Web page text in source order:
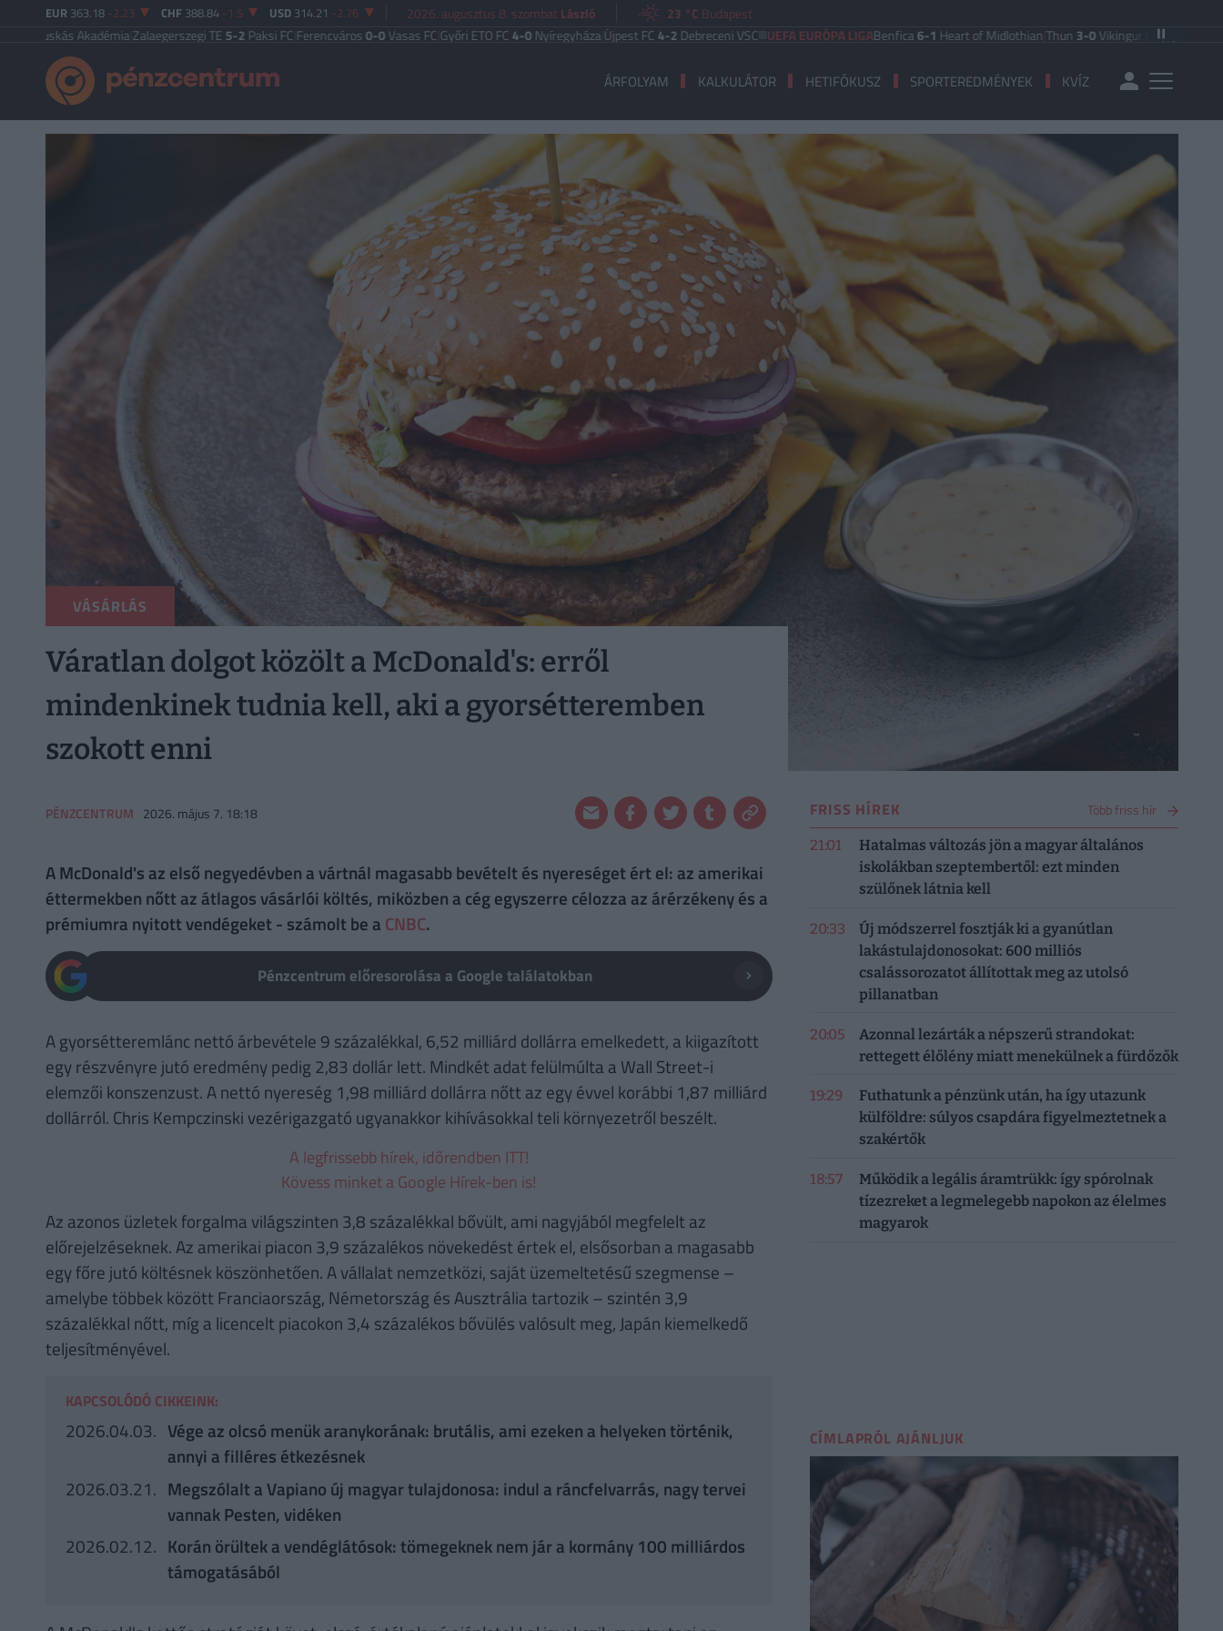
EUR 363.18 -2.23 CHF 388.84 -1.5 USD 314.21 -2.76 2026. augusztus 8. szombatLászló 23 °C Budapest
Akadémia|Zalaegerszegi TE5-2Paksi FC|Ferencváros0-0Vasas FC|Győri ETO FC4-0Nyíregyháza|Újpest FC 4-2Debreceni VSC UEFA EURÓPA LIGABenfica6-1Heart of Midlothian |Thun3-0Vikingur Reykjavik PAOK Saloniki
ÁRFOLYAM KALKULÁTOR HETIFÓKUSZ SPORTEREDMÉNYEK KVÍZ
VÁSÁRLÁS
Váratlan dolgot közölt a McDonald's: erről
mindenkinek tudnia kell, aki a gyorsétteremben
szokott enni
PÉNZCENTRUM 2026. május 7. 18:18
A McDonald's az első negyedévben a vártnál magasabb bevételt és nyereséget ért el: az amerikai
éttermekben nőtt az átlagos vásárlói költés, miközben a cég egyszerre célozza az árérzékeny és a
prémiumra nyitott vendégeket - számolt be a CNBC.
Pénzcentrum előresorolása a Google találatokban
A gyorsétteremlánc nettó árbevétele 9 százalékkal, 6,52 milliárd dollárra emelkedett, a kiigazított
egy részvényre jutó eredmény pedig 2,83 dollár lett. Mindkét adat felülmúlta a Wall Street-i
elemzői konszenzust. A nettó nyereség 1,98 milliárd dollárra nőtt az egy évvel korábbi 1,87 milliárd
dollárról. Chris Kempczinski vezérigazgató ugyanakkor kihívásokkal teli környezetről beszélt.
A legfrissebb hírek, időrendben ITT!
Kövess minket a Google Hírek-ben is!
Az azonos üzletek forgalma világszinten 3,8 százalékkal bővült, ami nagyjából megfelelt az
előrejelzéseknek. Az amerikai piacon 3,9 százalékos növekedést értek el, elsősorban a magasabb
egy főre jutó költésnek köszönhetően. A vállalat nemzetközi, saját üzemeltetésű szegmense –
amelybe többek között Franciaország, Németország és Ausztrália tartozik – szintén 3,9
százalékkal nőtt, míg a licencelt piacokon 3,4 százalékos bővülés valósult meg, Japán kiemelkedő
teljesítményével.
KAPCSOLÓDÓ CIKKEINK:
2026.04.03. Vége az olcsó menük aranykorának: brutális, ami ezeken a helyeken történik,
annyi a filléres étkezésnek
2026.03.21. Megszólalt a Vapiano új magyar tulajdonosa: indul a ráncfelvarrás, nagy tervei
vannak Pesten, vidéken
2026.02.12. Korán örültek a vendéglátósok: tömegeknek nem jár a kormány 100 milliárdos
támogatásából
FRISS HÍREK Több friss hír
21:01
Hatalmas változás jön a magyar általános
iskolákban szeptembertől: ezt minden
szülőnek látnia kell
20:33
Új módszerrel fosztják ki a gyanútlan
lakástulajdonosokat: 600 milliós
csalássorozatot állítottak meg az utolsó
pillanatban
20:05
Azonnal lezárták a népszerű strandokat:
rettegett élőlény miatt menekülnek a fürdőzők
19:29
Futhatunk a pénzünk után, ha így utazunk
külföldre: súlyos csapdára figyelmeztetnek a
szakértők
18:57
Működik a legális áramtrükk: így spórolnak
tízezreket a legmelegebb napokon az élelmes
magyarok
CÍMLAPRÓL AJÁNLJUK